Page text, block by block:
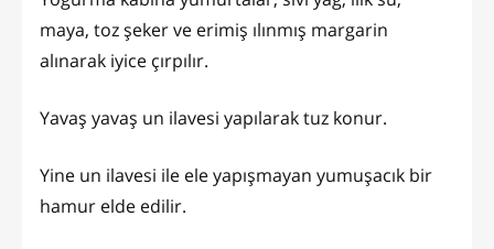
maya, toz şeker ve erimiş ılınmış margarin
alınarak iyice çırpılır.
Yavaş yavaş un ilavesi yapılarak tuz konur.
Yine un ilavesi ile ele yapışmayan yumuşacık bir
hamur elde edilir.